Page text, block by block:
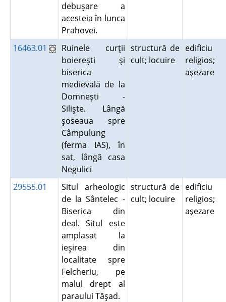
debuşare a
acesteia în lunca
Prahovei.
16463.01
Ruinele curţii
boiereşti şi
biserica
medievală de la
Domneşti -
Silişte. Lângă
şoseaua spre
Câmpulung
(ferma IAS), în
sat, lângă casa
Negulici
structură de
cult; locuire
edificiu
religios;
aşezare
29555.01
Situl arheologic
de la Sântelec -
Biserica din
deal. Situl este
amplasat la
ieşirea din
localitate spre
Felcheriu, pe
malul drept al
paraului Tăşad.
structură de
cult; locuire
edificiu
religios;
aşezare